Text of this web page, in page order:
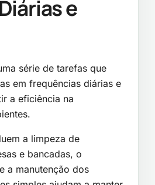
e
série de tarefas que
em frequências diárias e
a eficiência na
a limpeza de
e bancadas, o
a manutenção dos